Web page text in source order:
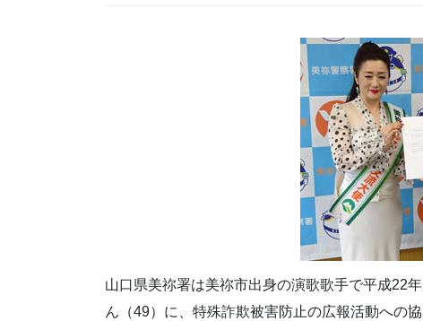
山口県美祢署は美祢市出身の演歌歌手で平成22
ん（49）に、特殊詐欺被害防止の広報活動への